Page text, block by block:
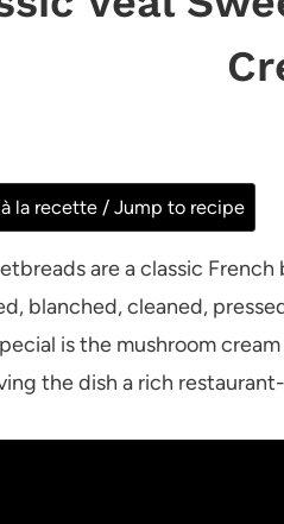
la recette / Jump to recipe
are a classic
blanched, cleaned,
is the mushroom
the dish a rich